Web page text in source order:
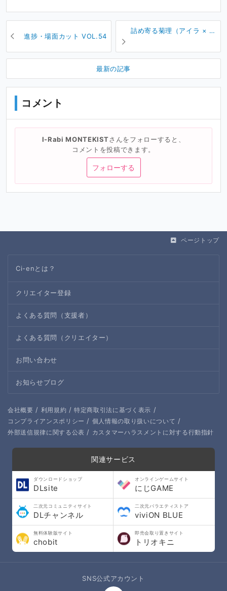
進捗・場面カット VOL.54
詰め寄る菊理（アイラ × 菊
最新の記事
コメント
I-Rabi MONTEKISTさんをフォローすると、
コメントを投稿できます。
フォローする
ページトップ
Ci-enとは？
クリエイター登録
よくある質問（支援者）
よくある質問（クリエイター）
お問い合わせ
お知らせブログ
会社概要 / 利用規約 / 特定商取引法に基づく表示 /
コンプライアンスポリシー / 個人情報の取り扱いについて /
外部送信規律に関する公表 / カスタマーハラスメントに対する行動指針
関連サービス
ダウンロードショップ
DLsite
オンラインゲームサイト
にじGAME
二次元コミュニティサイト
DLチャンネル
二次元バラエティストア
viviON BLUE
無料体験版サイト
chobit
即売会取り置きサイト
トリオキニ
SNS公式アカウント